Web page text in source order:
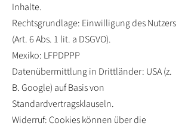
Inhalte.
Rechtsgrundlage: Einwilligung des Nutzers
(Art. 6 Abs. 1 lit. a DSGVO).
Mexiko: LFPDPPP
Datenübermittlung in Drittländer: USA (z.
B. Google) auf Basis von
Standardvertragsklauseln.
Widerruf: Cookies können über die